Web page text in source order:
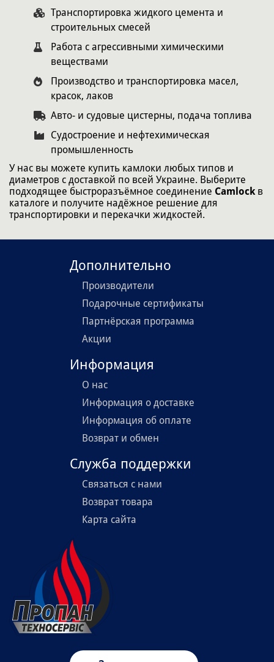
Транспортировка жидкого цемента и
строительных смесей
Работа с агрессивными химическими
веществами
Производство и транспортировка масел,
красок, лаков
Авто- и судовые цистерны, подача топлива
Судостроение и нефтехимическая
промышленность
У нас вы можете купить камлоки любых типов и
диаметров с доставкой по всей Украине. Выберите
подходящее быстроразъёмное соединение Camlockв
каталоге и получите надёжное решение для
транспортировки и перекачки жидкостей.
Дополнительно
Производители
Подарочные сертификаты
Партнёрская программа
Акции
Информация
О нас
Информация о доставке
Информация об оплате
Возврат и обмен
Служба поддержки
Связаться с нами
Возврат товара
Карта сайта